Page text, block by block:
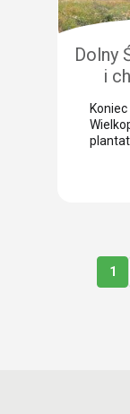
Dolny
i
Jak
1